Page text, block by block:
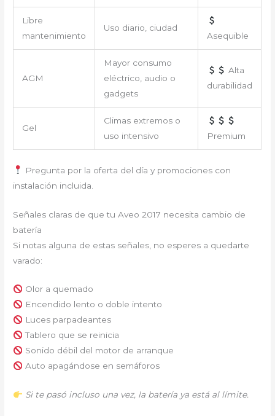
Libre
mantenimiento
Uso diario, ciudad
Asequible
AGM
Mayor consumo
eléctrico, audio o
gadgets
Alta
durabilidad
Gel
Climas extremos o
uso intensivo
Premium
Pregunta por la oferta del día y promociones con
instalación incluida.
Señales claras de que tu Aveo 2017 necesita cambio de
batería
Si notas alguna de estas señales, no esperes a quedarte
varado:
Olor a quemado
Encendido lento o doble intento
Luces parpadeantes
Tablero que se reinicia
Sonido débil del motor de arranque
Auto apagándose en semáforos
Si te pasó incluso una vez, la batería ya está al límite.